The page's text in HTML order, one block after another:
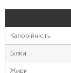
Калорійність
Білки
Жири